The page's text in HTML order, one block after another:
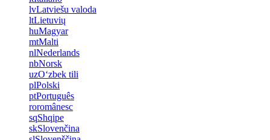
lvLatviešu valoda
ltLietuvių
huMagyar
mtMalti
nlNederlands
nbNorsk
uzOʻzbek tili
plPolski
ptPortuguês
roromânesc
sqShqipe
skSlovenčina